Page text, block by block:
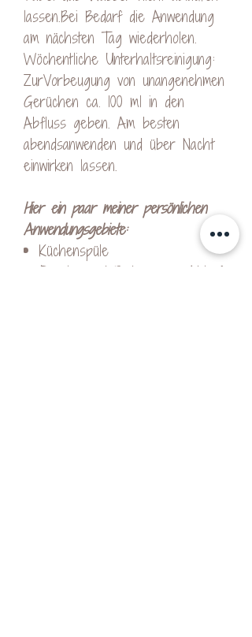
lassen.Bei Bedarf die Anwendung
am nächsten Tag wiederholen.
Wöchentliche Unterhaltsreinigung:
ZurVorbeugung von unangenehmen
Gerüchen ca. 100 ml in den
Abfluss geben. Am besten
abendsanwenden und über Nacht
einwirken lassen.
Hier ein paar meiner persönlichen
Anwendungsgebiete:
Küchenspüle
Dusch- und Badewannen Ablauf